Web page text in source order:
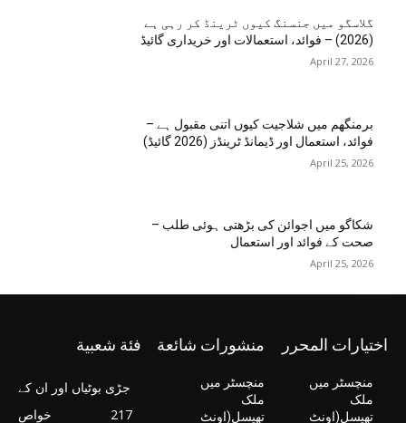
گلاسگو میں جنسنگ کیوں ٹرینڈ کر رہی ہے
(2026) – فوائد، استعمالات اور خریداری گائیڈ
April 27, 2026
برمنگھم میں شلاجیت کیوں اتنی مقبول ہے –
فوائد، استعمال اور ڈیمانڈ ٹرینڈز (2026 گائیڈ)
April 25, 2026
شکاگو میں اجوائن کی بڑھتی ہوئی طلب –
صحت کے فوائد اور استعمال
April 25, 2026
اختيارات المحرر
منچسٹر میں
ملک
تھیسل(اونٹ
منشورات شائعة
منچسٹر میں
ملک
تھیسل(اونٹ
فئة شعبية
جڑی بوٹیاں اور ان کے
خواص
217